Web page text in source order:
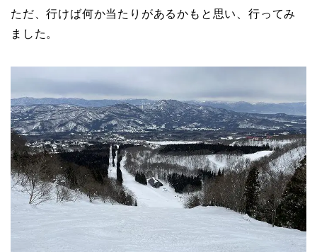
ただ、行けば何か当たりがあるかもと思い、行ってみ
ました。